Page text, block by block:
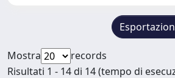
Mostra
records
Risultati 1 - 14 di 14 (tempo di